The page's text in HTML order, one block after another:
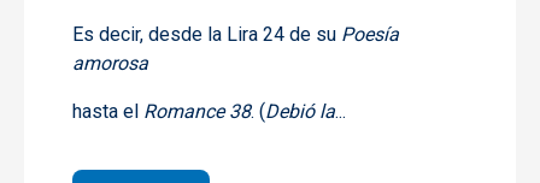
Es decir, desde la Lira 24 de su Poesía
amorosa
hasta el Romance 38. (Debió la...